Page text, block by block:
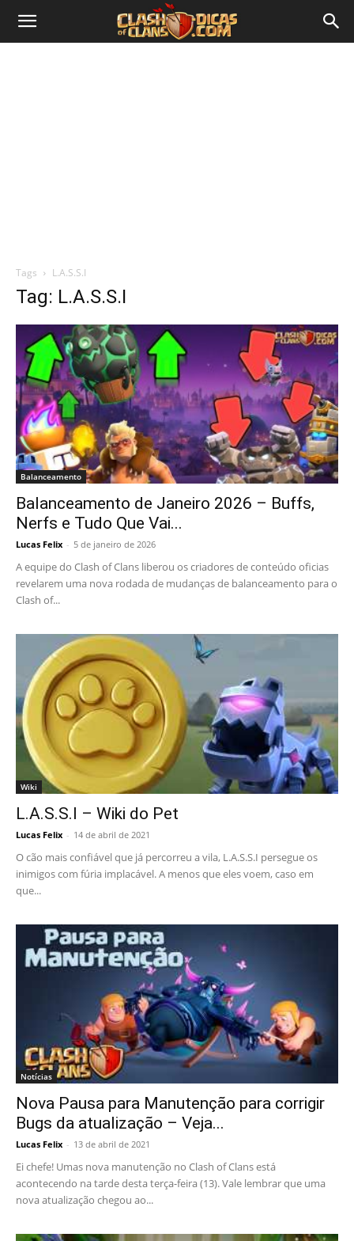
Tags L.A.S.S.I
Tag: L.A.S.S.I
Balanceamento
Balanceamento de Janeiro 2026 – Buffs,
Nerfs e Tudo Que Vai...
Lucas Felix - 5 de janeiro de 2026
A equipe do Clash of Clans liberou os criadores de conteúdo oficias
revelarem uma nova rodada de mudanças de balanceamento para o
Clash of...
Wiki
L.A.S.S.I – Wiki do Pet
Lucas Felix - 14 de abril de 2021
O cão mais confiável que já percorreu a vila, L.A.S.S.I persegue os
inimigos com fúria implacável. A menos que eles voem, caso em
que...
Notícias
Nova Pausa para Manutenção para corrigir
Bugs da atualização – Veja...
Lucas Felix - 13 de abril de 2021
Ei chefe! Umas nova manutenção no Clash of Clans está
acontecendo na tarde desta terça-feira (13). Vale lembrar que uma
nova atualização chegou ao...